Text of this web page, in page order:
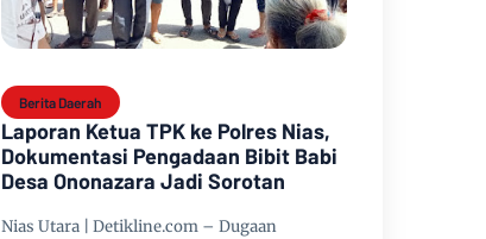
Berita Daerah
Laporan Ketua TPK ke Polres Nias,
Dokumentasi Pengadaan Bibit Babi
Desa Ononazara Jadi Sorotan
Nias Utara | Detikline.com – Dugaan